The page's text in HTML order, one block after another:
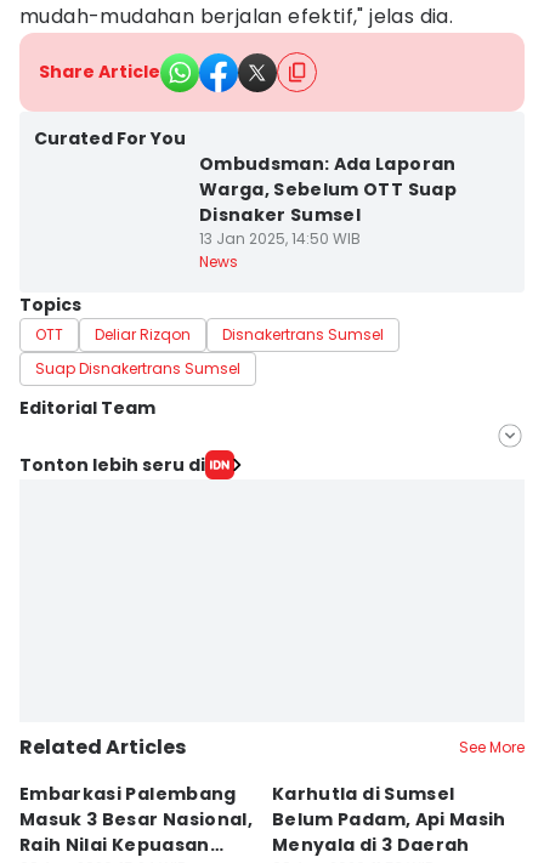
mudah-mudahan berjalan efektif," jelas dia.
Share Article
Curated For You
Ombudsman: Ada Laporan
Warga, Sebelum OTT Suap
Disnaker Sumsel
13 Jan 2025, 14:50 WIB
News
Topics
OTT Deliar Rizqon
Disnakertrans Sumsel
Suap Disnakertrans Sumsel
Editorial Team
Editor
Tonton lebih seru di
Related Articles See More
Embarkasi Palembang
Masuk 3 Besar Nasional,
Raih Nilai Kepuasan
Karhutla di Sumsel
Belum Padam, Api Masih
Menyala di 3 Daerah